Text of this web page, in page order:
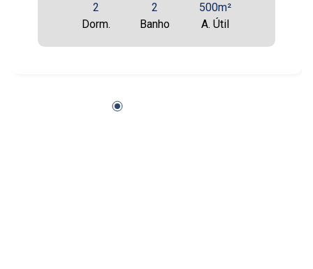
20
17:00
2
Dorm.
2
Banho
500m²
A. Útil